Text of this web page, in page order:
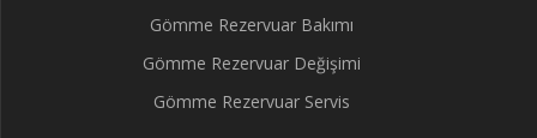
Gömme Rezervuar Bakımı
Gömme Rezervuar Değişimi
Gömme Rezervuar Servis